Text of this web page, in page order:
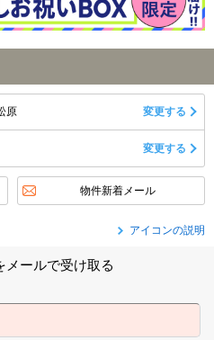
原 変更する
変更する
物件新着メール
アイコンの説明
メールで受け取る